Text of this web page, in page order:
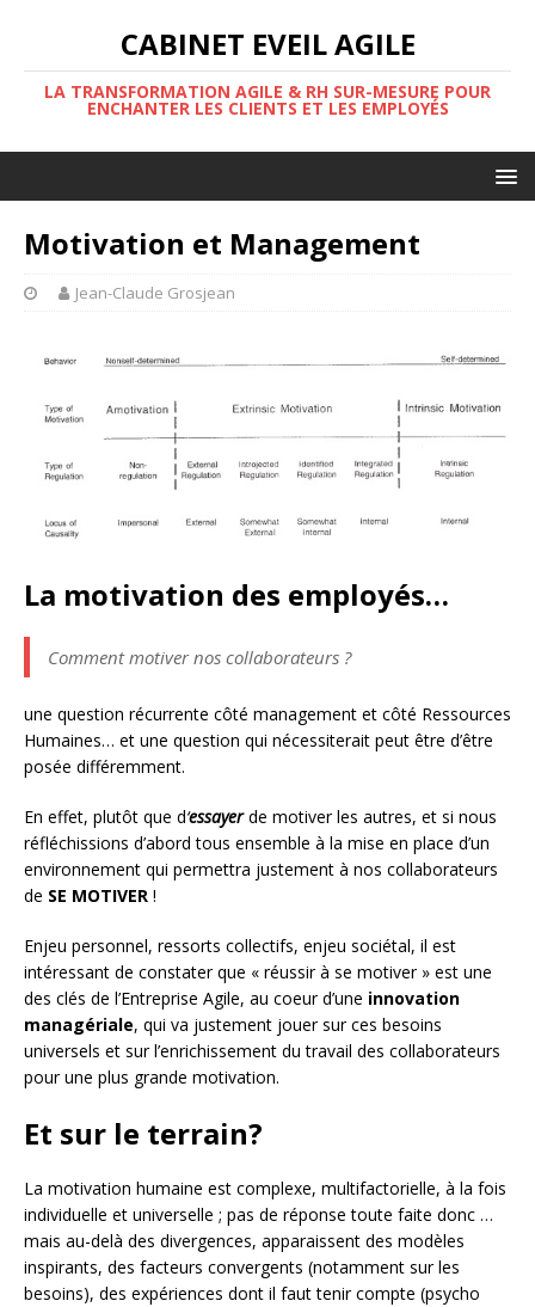
CABINET EVEIL AGILE
LA TRANSFORMATION AGILE & RH SUR-MESURE POUR
ENCHANTER LES CLIENTS ET LES EMPLOYÉS
Motivation et Management
Jean-Claude Grosjean
La motivation des employés…
Comment motiver nos collaborateurs ?
une question récurrente côté management et côté Ressources
Humaines… et une question qui nécessiterait peut être d’être
posée différemment.
En effet, plutôt que d‘essayer de motiver les autres, et si nous
réfléchissions d’abord tous ensemble à la mise en place d’un
environnement qui permettra justement à nos collaborateurs
de SE MOTIVER !
Enjeu personnel, ressorts collectifs, enjeu sociétal, il est
intéressant de constater que « réussir à se motiver » est une
des clés de l’Entreprise Agile, au coeur d’une innovation
managériale, qui va justement jouer sur ces besoins
universels et sur l’enrichissement du travail des collaborateurs
pour une plus grande motivation.
Et sur le terrain?
La motivation humaine est complexe, multifactorielle, à la fois
individuelle et universelle ; pas de réponse toute faite donc …
mais au-delà des divergences, apparaissent des modèles
inspirants, des facteurs convergents (notamment sur les
besoins), des expériences dont il faut tenir compte (psycho